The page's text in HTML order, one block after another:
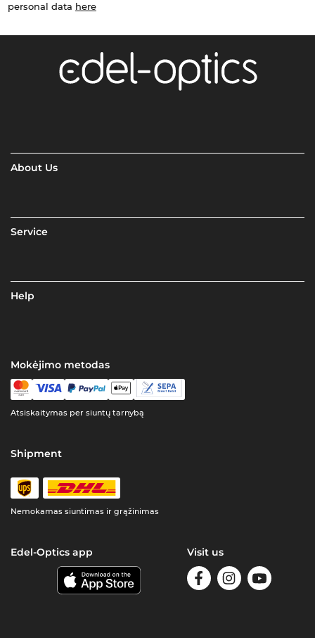
personal data here
About Us
Service
Help
Mokėjimo metodas
Atsiskaitymas per siuntų tarnybą
Shipment
Nemokamas siuntimas ir grąžinimas
Edel-Optics app Visit us